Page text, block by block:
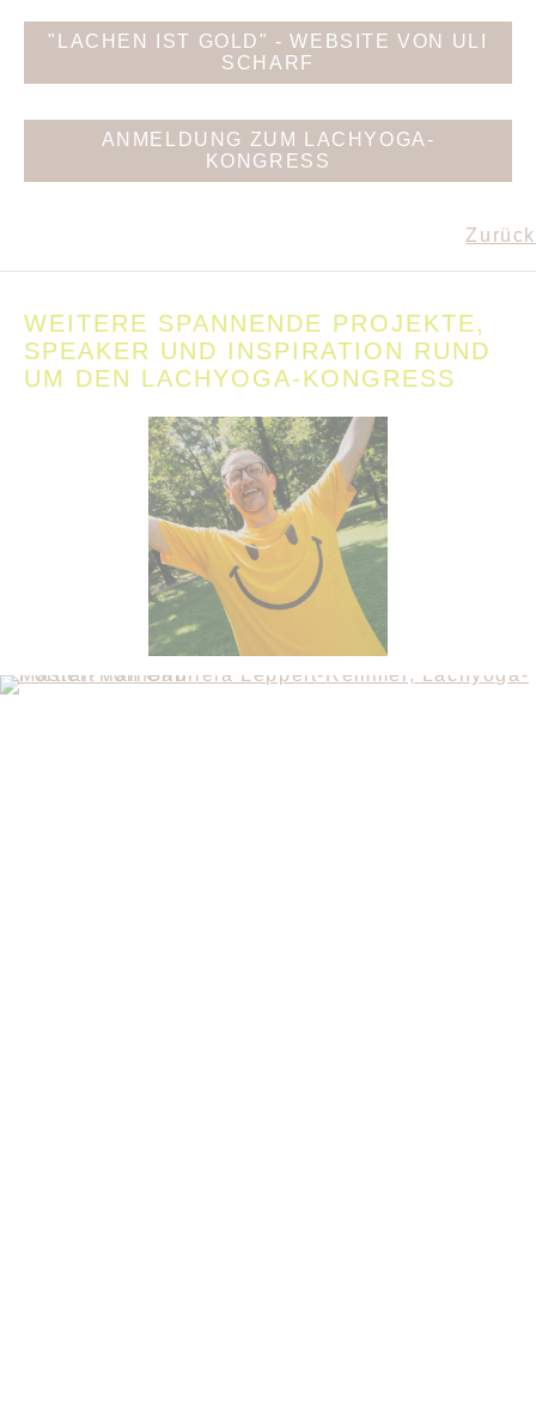
"LACHEN IST GOLD" - WEBSITE VON ULI
SCHARF
ANMELDUNG ZUM LACHYOGA-
KONGRESS
Zurück
WEITERE SPANNENDE PROJEKTE,
SPEAKER UND INSPIRATION RUND
UM DEN LACHYOGA-KONGRESS